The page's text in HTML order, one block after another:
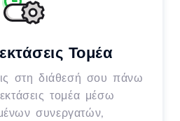
Τομέα
στη διάθεσή σου πάνω
τομέα μέσω
συνεργατών,